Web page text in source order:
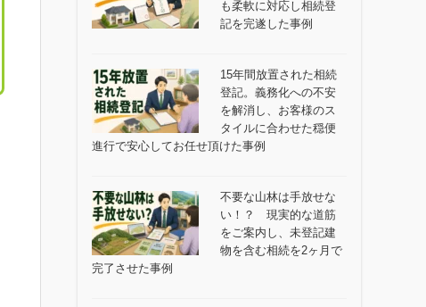
も柔軟に対応し相続登
記を完遂した事例
15年間放置された相続
登記。義務化への不安
を解消し、お客様のス
タイルに合わせた穏便
進行で安心してお任せ頂けた事例
不要な山林は手放せな
い！？ 現実的な道筋
をご案内し、未登記建
物を含む相続を2ヶ月で
完了させた事例